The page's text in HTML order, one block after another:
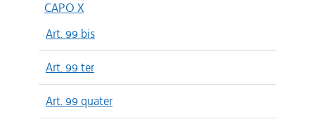
CAPO X
Art. 99 bis
Art. 99 ter
Art. 99 quater